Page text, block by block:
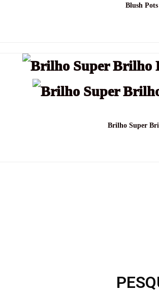
Blush Pots
Brilho Super